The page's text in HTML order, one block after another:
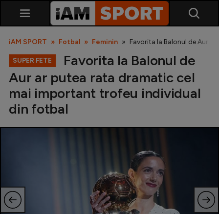
SuperLiga
Echipa Națională
iAM SPORT Fotbal Feminin Favorita la Balonul de Aur
SUPER FETE
Favorita la Balonul de
Aur ar putea rata dramatic cel
mai important trofeu individual
din fotbal